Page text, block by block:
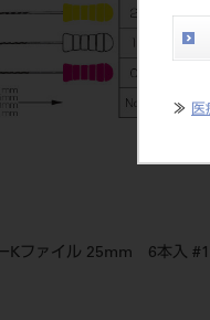
≫ 医
ファイル 25mm 6本入